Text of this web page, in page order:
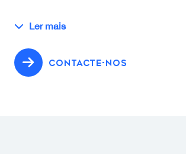
Revoltado com esta
o negócio da mediação
conceito disruptivo para a época
Ler mais
CONTACTE-NOS